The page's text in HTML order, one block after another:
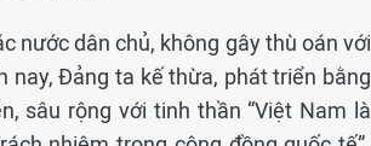
nước dân chủ, không gây thù oán với
nay, Đảng ta kế thừa, phát triển bằng
sâu rộng với tinh thần “Việt Nam là